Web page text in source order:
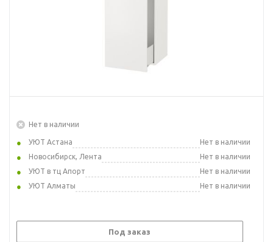
Нет в наличии
УЮТ Астана
Нет в наличии
Новосибирск, Лента
Нет в наличии
УЮТ в тц Апорт
Нет в наличии
УЮТ Алматы
Нет в наличии
Под заказ